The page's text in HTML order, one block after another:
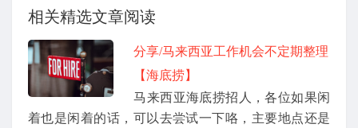
相关精选文章阅读
分享/马来西亚工作机会不定期整理
【海底捞】
马来西亚海底捞招人，各位如果闲
着也是闲着的话，可以去尝试一下咯，主要地点还是